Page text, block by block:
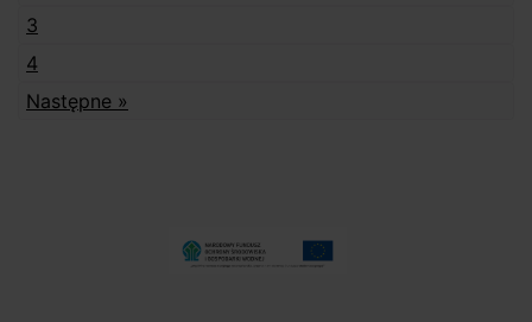
3
4
Następne »